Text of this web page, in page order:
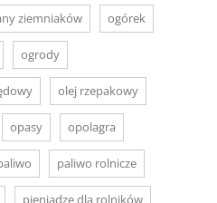
ziemniaków ogórek
ogrody
olej rzepakowy
opasy opolagra
paliwo rolnicze
pieniądze dla rolników